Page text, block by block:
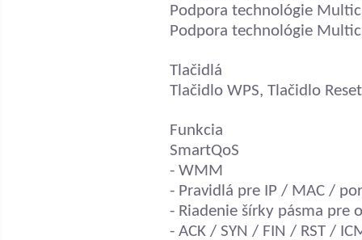
Podpora technológie
Podpora technológie
Tlačidlá
Tlačidlo WPS, Tlačidlo
Funkcia
SmartQoS
- WMM
- Pravidlá pre IP / MAC /
- Riadenie šírky pásma pre
- ACK / SYN / FIN / RST /